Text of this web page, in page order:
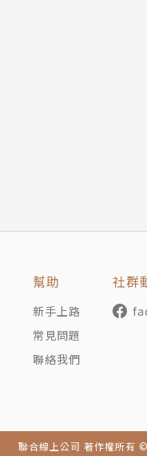
幫助
新手上路
常見問題
聯絡我們
社群
聯合線上公司 著作權所